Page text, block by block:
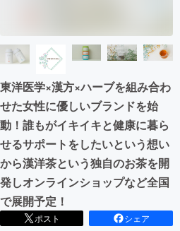
CAMPFIRE for Social Good
東洋医学×漢方×ハーブを組み合わ
せた女性に優しいブランドを始
動！誰もがイキイキと健康に暮ら
せるサポートをしたいという想い
から漢洋茶という独自のお茶を開
発しオンラインショップなど全国
で展開予定！
ポスト
シェア